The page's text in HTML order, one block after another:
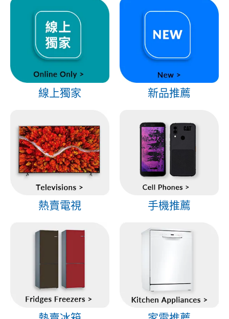
線上獨家 新品推薦
熱賣電視 手機推薦